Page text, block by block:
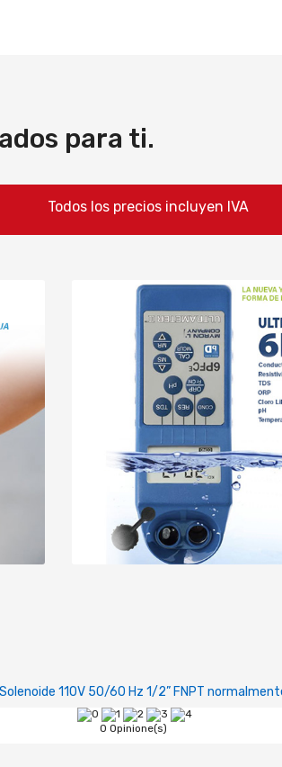
para ti.
precios incluyen
Solenoide 110V 50/60 Hz 1/2” FNPT
0 Opinione(s)